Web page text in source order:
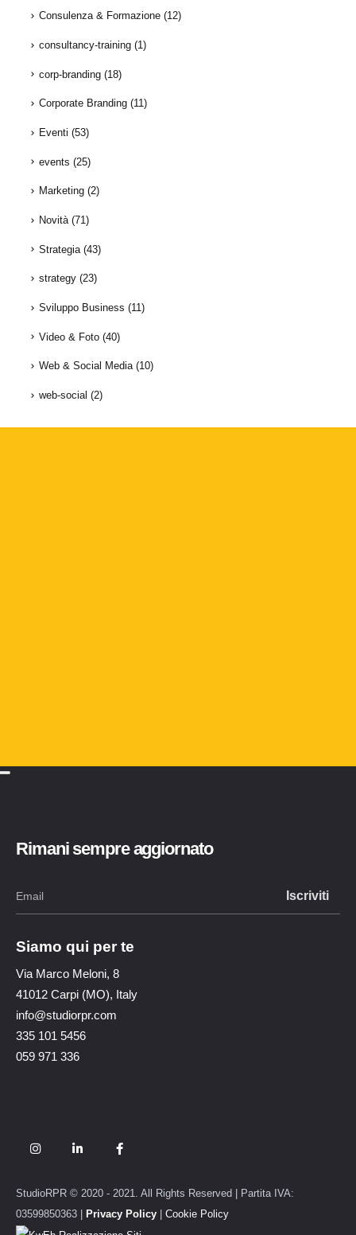
Consulenza & Formazione(12)
consultancy-training(1)
corp-branding(18)
Corporate Branding(11)
Eventi (53)
events (25)
Marketing(2)
Novità(71)
Strategia(43)
strategy(23)
Sviluppo Business (11)
Video & Foto(40)
Web & Social Media(10)
web-social (2)
Rimani sempre aggiornato
Siamo qui per te
Via Marco Meloni, 8
41012 Carpi (MO), Italy
info@studiorpr.com
335 101 5456
059 971 336
StudioRPR © 2020 - 2021. All Rights Reserved | Partita IVA:
03599850363 |
Privacy Policy Cookie Policy